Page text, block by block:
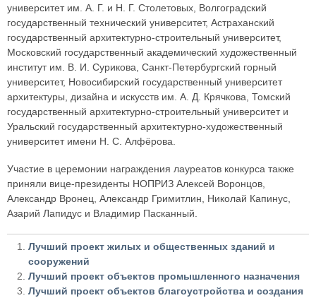
университет им. А. Г. и Н. Г. Столетовых, Волгоградский
государственный технический университет, Астраханский
государственный архитектурно-строительный университет,
Московский государственный академический художественный
институт им. В. И. Сурикова, Санкт-Петербургский горный
университет, Новосибирский государственный университет
архитектуры, дизайна и искусств им. А. Д. Крячкова, Томский
государственный архитектурно-строительный университет и
Уральский государственный архитектурно-художественный
университет имени Н. С. Алфёрова.
Участие в церемонии награждения лауреатов конкурса также
приняли вице-президенты НОПРИЗ Алексей Воронцов,
Александр Вронец, Александр Гримитлин, Николай Капинус,
Азарий Лапидус и Владимир Пасканный.
Лучший проект жилых и общественных зданий и
сооружений
Лучший проект объектов промышленного назначения
Лучший проект объектов благоустройства и создания